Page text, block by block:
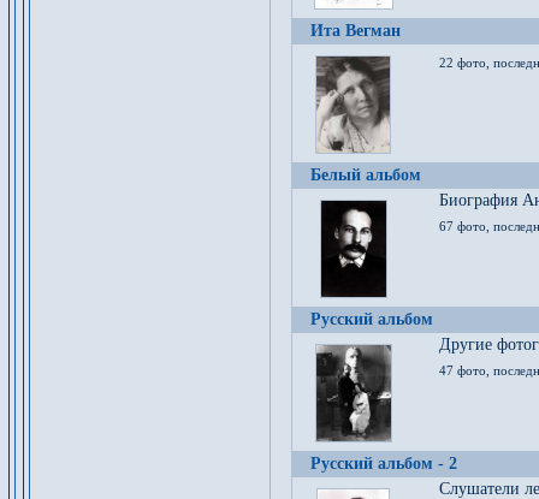
Ита Вегман
22 фото,
Белый альбом
Биография
67 фото,
Русский альбом
Другие
47 фото,
Русский альбом - 2
Cлушатели